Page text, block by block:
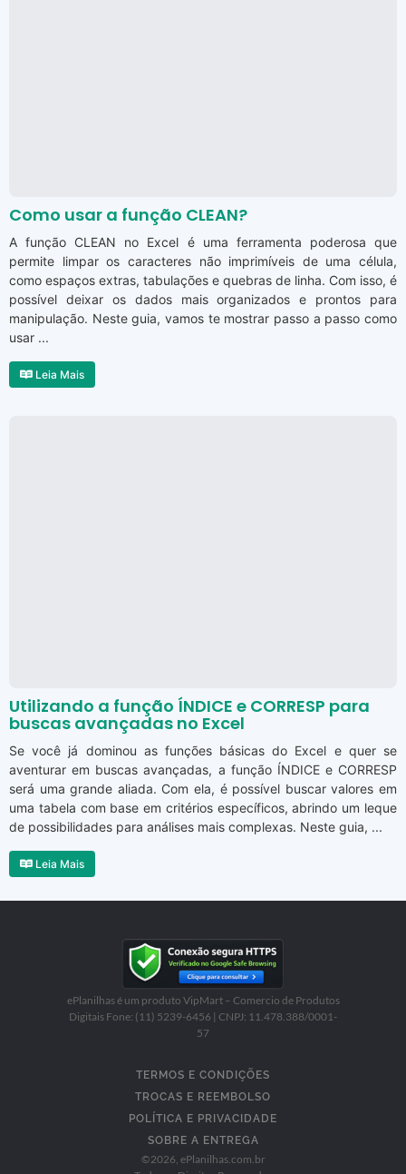
Como usar a função CLEAN?
A função CLEAN no Excel é uma ferramenta poderosa que
permite limpar os caracteres não imprimíveis de uma célula,
como espaços extras, tabulações e quebras de linha. Com isso, é
possível deixar os dados mais organizados e prontos para
manipulação. Neste guia, vamos te mostrar passo a passo como
usar ...
Leia Mais
Utilizando a função ÍNDICE e CORRESP para
buscas avançadas no Excel
Se você já dominou as funções básicas do Excel e quer se
aventurar em buscas avançadas, a função ÍNDICE e CORRESP
será uma grande aliada. Com ela, é possível buscar valores em
uma tabela com base em critérios específicos, abrindo um leque
de possibilidades para análises mais complexas. Neste guia, ...
Leia Mais
ePlanilhas é um produto VipMart – Comercio de Produtos
Digitais Fone: (11) 5239-6456 | CNPJ: 11.478.388/0001-
57
TERMOS E CONDIÇÕES
TROCAS E REEMBOLSO
POLÍTICA E PRIVACIDADE
SOBRE A ENTREGA
©2026 , ePlanilhas.com.br